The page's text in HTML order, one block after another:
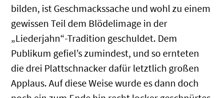
bilden, ist Geschmackssache und wohl zu einem
gewissen Teil dem Blödelimage in der
„Liederjahn“-Tradition geschuldet. Dem
Publikum gefiel’s zumindest, und so ernteten
die drei Plattschnacker dafür letztlich großen
Applaus. Auf diese Weise wurde es dann doch